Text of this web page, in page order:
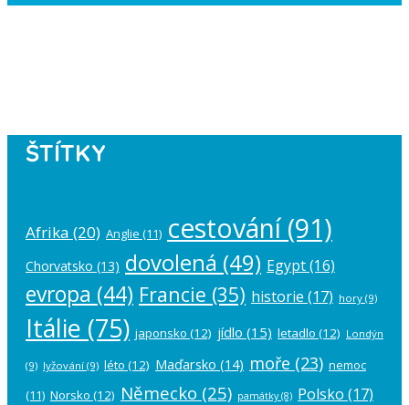
ŠTÍTKY
Afrika (20) Anglie (11) cestování(91)
Chorvatsko (13) dovolená (49) Egypt(16)
evropa (44) Francie (35) historie (17) hory (9)
Itálie (75) japonsko (12) jídlo (15) letadlo (12) Londýn
(9) lyžování (9) léto (12) Maďarsko (14) moře (23) nemoc
(11) Norsko (12) Německo (25) památky(8) Polsko (17)